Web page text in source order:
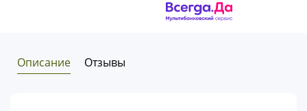
Описание Отзывы